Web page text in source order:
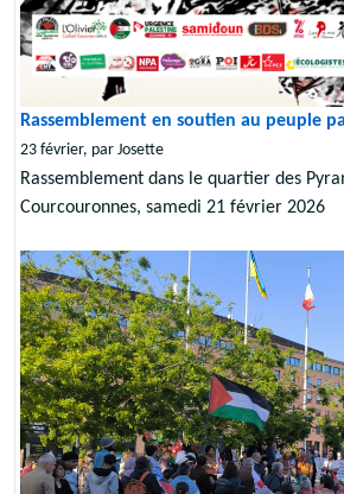
Rassemblement en soutien au peuple
23 février, par Josette
Rassemblement dans le quartier des
Courcouronnes, samedi 21 février 2026